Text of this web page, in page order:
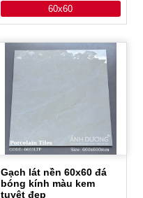
60x60
Gạch lát nền 60x60 đá
bóng kính màu kem
tuyệt đẹp